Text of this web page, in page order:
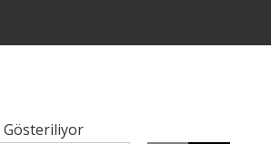
Gösteriliyor